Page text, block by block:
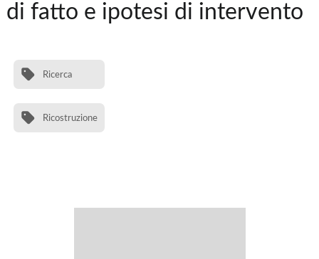
di fatto e ipotesi di intervento
Ricerca
Ricostruzione